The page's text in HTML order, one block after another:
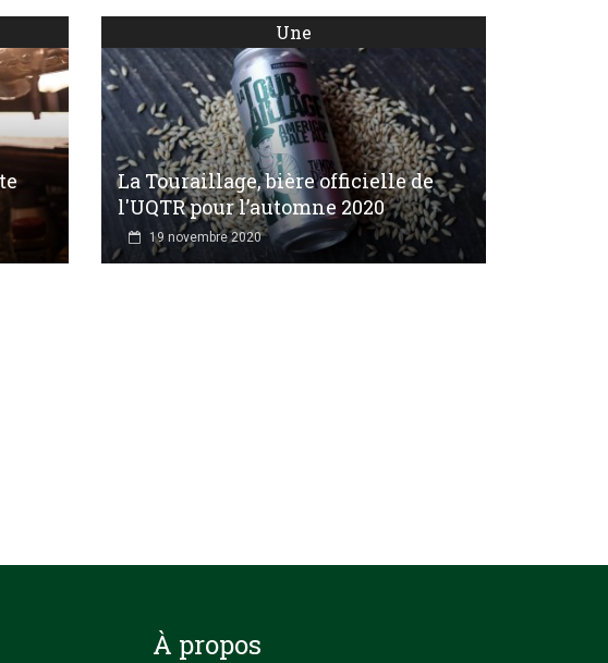
Une
La Touraillage, bière officielle de
l'UQTR pour l’automne 2020
19 novembre 2020
À propos